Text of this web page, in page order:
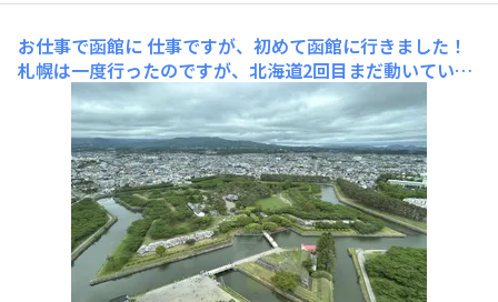
お仕事で函館に仕事ですが、初めて函館に行きました！
札幌は一度行ったのですが、北海道2回目まだ動いている
状態のいか刺しいただきましたが、透明でとてもやわらか
くておいしかったですそれ以外のお刺身やお食事も全部お
いしかったです 路面電車が良い感じですね！とくに夜の
街を走る感じはとてもよかったです！五稜郭もかっ